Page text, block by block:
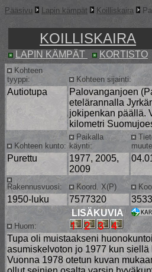
Pääsivu Lapin kämpät Koilliskaira
KOILLISKAIRA
LAPIN KÄMPÄT KORTISTO
Kohteen
tyyppi:
Kohteen sijainti:
Autiotupa
Palovanganjoen
etelärannalla
jokipenkan päällä.
kilometri
Kohteen kunto:
Paikalla
käynti:
Purettu
1977, 2005,
2009
Rakennusvuosi: Koord. X(P)
1950-luku 7577320
Huom:
LISÄKUVIA
Tupa oli muistaakseni
asumiskelvoton jo 1977 kun siellä
Vuonna 1978 otetun kuvan